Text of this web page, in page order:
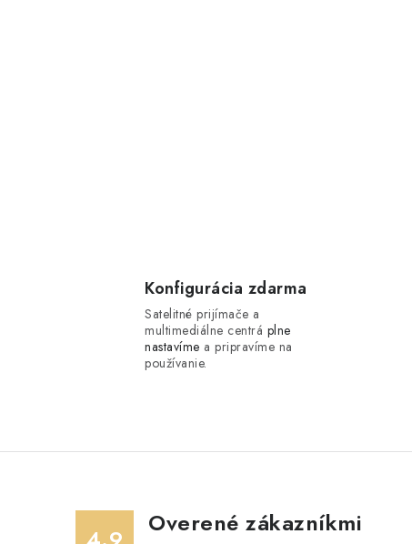
Konfigurácia zdarma
Satelitné prijímače a
multimediálne centrá plne
nastavíme a pripravíme na
používanie.
Overené zákazníkmi